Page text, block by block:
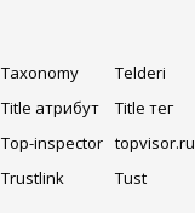
Taxonomy Telderi
Title атрибут
Title тег
Top-inspector topvisor.ru
Trustlink Tust